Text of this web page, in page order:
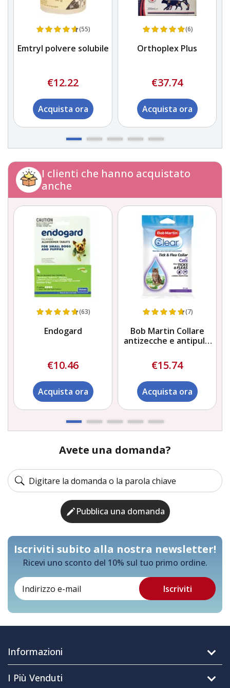
(55)
Emtryl polvere solubile
€12.22
Acquista ora
(6)
Orthoplex Plus
€37.74
Acquista ora
I clienti che hanno acquistato
anche
(63)
Endogard
€10.46
Acquista ora
(7)
Bob Martin Collare
antizecche e antipulci
€15.74
Acquista ora
Avete una domanda?
Pubblica una domanda
Iscriviti subito alla nostra newsletter!
Ricevi uno sconto del 10% sul tuo primo ordine.
Informazioni
I Più Venduti